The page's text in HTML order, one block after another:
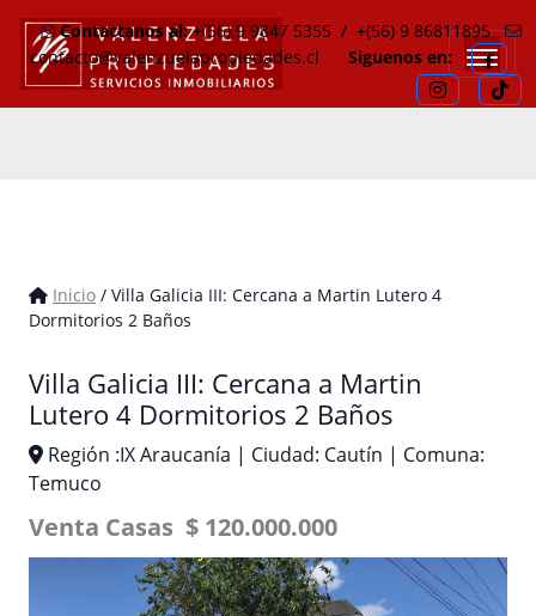
Contactanos al:+(56) 9 9847 5355 / +(56) 9 86811895
contacto@valenzuelapropiedades.cl
Siguenos en:
Inicio / Villa Galicia III: Cercana a Martin Lutero 4
Dormitorios 2 Baños
Villa Galicia III: Cercana a Martin
Lutero 4 Dormitorios 2 Baños
Región :IX Araucanía | Ciudad: Cautín | Comuna:
Temuco
Venta Casas $ 120.000.000
Hola bienvenidos a ChatBot-Ia el chat con Ia.
En línea • Respondo en segundos
Hola bienvenidos a Valenzuela Propiedades
📅 ¿Cómo funciona la visita?
🏠¿Conviene comprar o arrendar en mi caso?
👉Buscar propiedad 👉 ¿Qué gastos extra debo considerar?
👉Ajustar presupuesto